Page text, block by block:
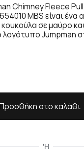
Chimney Fleece
MBS είναι ένα
σε μαύρο
λογότυπο Jumpman
στο καλάθι